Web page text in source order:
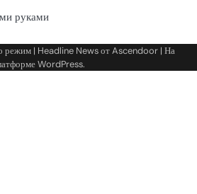
руками
режим | Headline News отAscendoor | На
WordPress.